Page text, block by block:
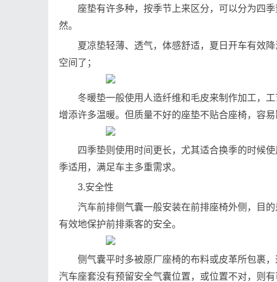
座垫有许多种，按季节上来区分，可以分为四
然。
夏凉垫轻薄、透气，体感舒适，夏日开车有效
空间了；
冬暖垫一般使用人造纤维和毛皮来制作加工，
增添许多温暖。但质量不好的座垫不贴合座椅，容
四季垫则使用时间更长，尤其适合换季的时候
季适用，满足车主多重需求。
3.安全性
汽车前排侧气囊一般安装在前排座椅外侧，目
有效地保护前排乘客的安全。
侧气囊平时多被原厂座椅的布料或皮革所包裹
汽车座套没有预留安全气囊位置，或位置不对，则有